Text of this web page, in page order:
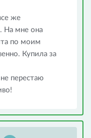
же
На мне она
по моим
Купила за
перестаю